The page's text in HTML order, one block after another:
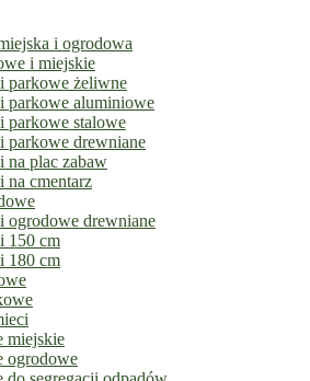
i ogrodowa
i miejskie
parkowe żeliwne
parkowe aluminiowe
parkowe stalowe
parkowe drewniane
na plac zabaw
na cmentarz
ogrodowe drewniane
150 cm
180 cm
miejskie
ogrodowe